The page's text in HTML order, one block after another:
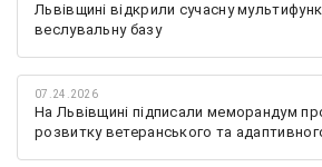
Львівщині відкрили сучасну
веслувальну базу
07.24.2026
На Львівщині підписали меморандум
розвитку ветеранського та